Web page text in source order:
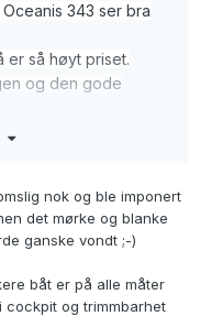
343 ser bra
er så høyt priset.
og den gode
til Oceanis
nok og ble imponert
det mørke og blanke
ganske vondt ;-)
båt er på alle måter
cockpit og trimmbarhet